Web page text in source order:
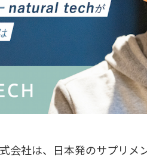
社は、日本発のサプリメ